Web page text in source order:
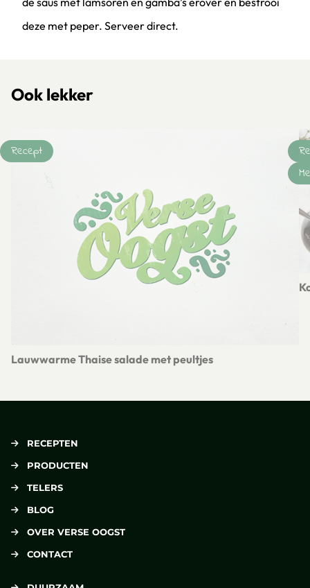
deze met peper. Serveer direct.
Ook lekker
Lauwwarme Thaise salade met peultjes
Recept
RECEPTEN
PRODUCTEN
TELERS
BLOG
OVER VERSE OOGST
CONTACT